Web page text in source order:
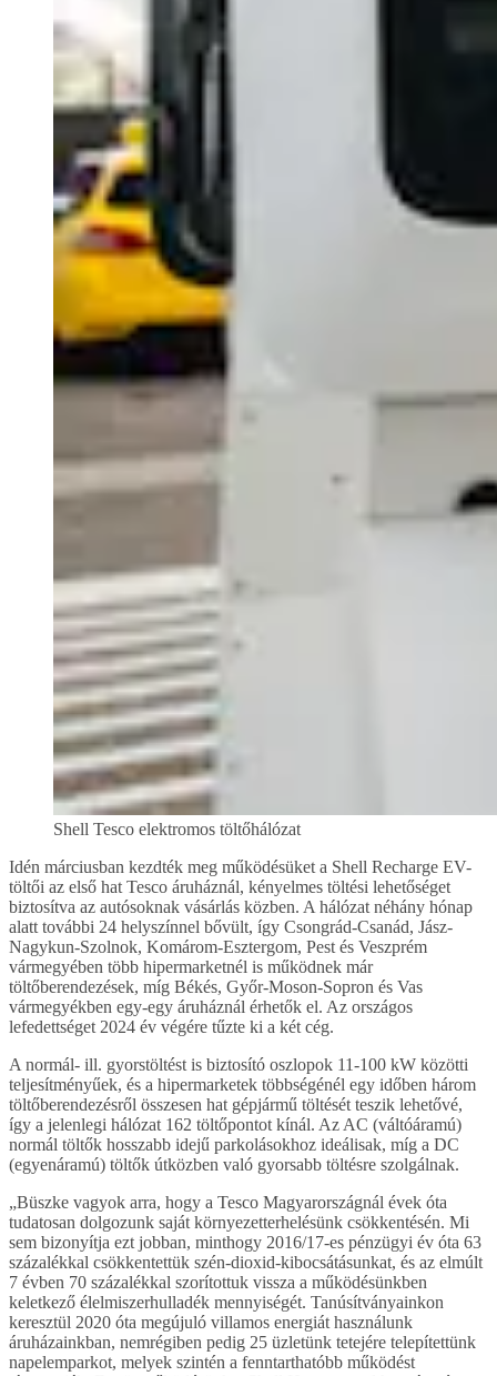
Shell Tesco elektromos töltőhálózat
Idén márciusban kezdték meg működésüket a Shell Recharge EV-
töltői az első hat Tesco áruháznál, kényelmes töltési lehetőséget
biztosítva az autósoknak vásárlás közben. A hálózat néhány hónap
alatt további 24 helyszínnel bővült, így Csongrád-Csanád, Jász-
Nagykun-Szolnok, Komárom-Esztergom, Pest és Veszprém
vármegyében több hipermarketnél is működnek már
töltőberendezések, míg Békés, Győr-Moson-Sopron és Vas
vármegyékben egy-egy áruháznál érhetők el. Az országos
lefedettséget 2024 év végére tűzte ki a két cég.
A normál- ill. gyorstöltést is biztosító oszlopok 11-100 kW közötti
teljesítményűek, és a hipermarketek többségénél egy időben három
töltőberendezésről összesen hat gépjármű töltését teszik lehetővé,
így a jelenlegi hálózat 162 töltőpontot kínál. Az AC (váltóáramú)
normál töltők hosszabb idejű parkolásokhoz ideálisak, míg a DC
(egyenáramú) töltők útközben való gyorsabb töltésre szolgálnak.
„Büszke vagyok arra, hogy a Tesco Magyarországnál évek óta
tudatosan dolgozunk saját környezetterhelésünk csökkentésén. Mi
sem bizonyítja ezt jobban, minthogy 2016/17-es pénzügyi év óta 63
százalékkal csökkentettük szén-dioxid-kibocsátásunkat, és az elmúlt
7 évben 70 százalékkal szorítottuk vissza a működésünkben
keletkező élelmiszerhulladék mennyiségét. Tanúsítványainkon
keresztül 2020 óta megújuló villamos energiát használunk
áruházainkban, nemrégiben pedig 25 üzletünk tetejére telepítettünk
napelemparkot, melyek szintén a fenntarthatóbb működést